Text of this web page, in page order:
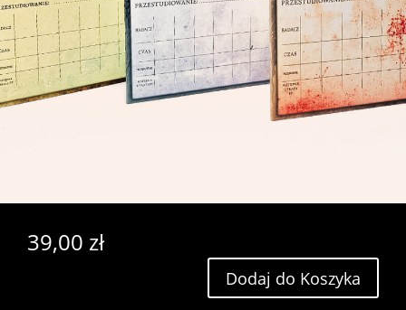
39,00 zł
Dodaj do Koszyka